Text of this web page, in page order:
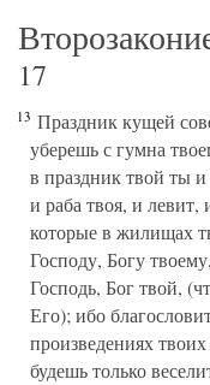
17
13 Праздник кущей
уберешь с гумна
в праздник твой ты
и раба твоя, и
которые в жилищах
Господу, Богу
Господь, Бог твой,
Его); ибо
произведениях
будешь только